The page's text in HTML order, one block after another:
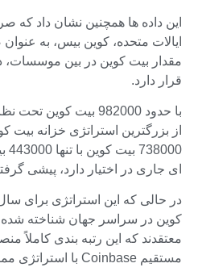
این داده ها همچنین نشان داد که
ایالات متحده، کوین بیس، به
مقدار بیت کوین در بین موسسات،
قرار دارد.
با حدود 982000 بیت
از بزرگترین استراتژی خزانه
ای جاری در اختیار دارد، پیشی
در حالی که این استراتژی برای
کوین در سراسر جهان شناخته
معتقدند که این رتبه بندی کاملاً
مستقیم Coinbase با استراتژی ممکن است گمراه کننده باشد.